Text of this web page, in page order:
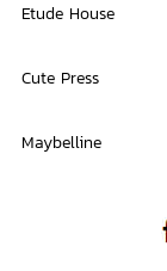
Etude House
Cute Press
Maybelline